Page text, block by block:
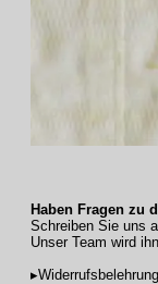
Haben Fragen zu
Schreiben Sie uns
Unser Team wird
▸Widerrufsbelehrung